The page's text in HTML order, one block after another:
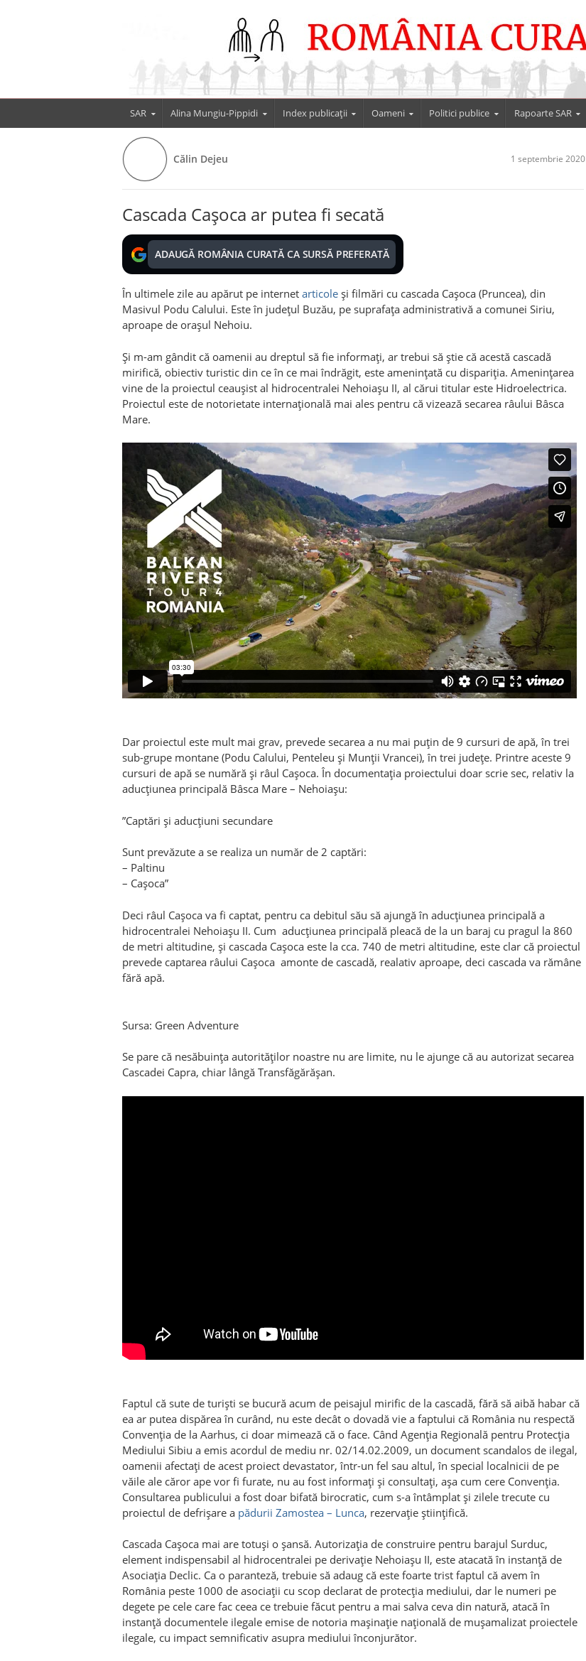
SAR Alina Mungiu-Pippidi Index publicații Oameni Politici publice Rapoarte SAR
Călin Dejeu 1 septembrie 2020
Cascada Cașoca ar putea fi secată
ADAUGĂ ROMÂNIA CURATĂ CA SURSĂ PREFERATĂ
În ultimele zile au apărut pe internet articole și filmări cu cascada Cașoca (Pruncea), din
Masivul Podu Calului. Este în județul Buzău, pe suprafața administrativă a comunei Siriu,
aproape de orașul Nehoiu.
Și m-am gândit că oamenii au dreptul să fie informați, ar trebui să știe că acestă cascadă
mirifică, obiectiv turistic din ce în ce mai îndrăgit, este amenințată cu dispariția. Amenințarea
vine de la proiectul ceaușist al hidrocentralei Nehoiașu II, al cărui titular este Hidroelectrica.
Proiectul este de notorietate internațională mai ales pentru că vizează secarea râului Bâsca
Mare.
Dar proiectul este mult mai grav, prevede secarea a nu mai puțin de 9 cursuri de apă, în trei
sub-grupe montane (Podu Calului, Penteleu și Munții Vrancei), în trei județe. Printre aceste 9
cursuri de apă se numără și râul Cașoca. În documentația proiectului doar scrie sec, relativ la
aducțiunea principală Bâsca Mare – Nehoiașu:
”Captări și aducțiuni secundare
Sunt prevăzute a se realiza un număr de 2 captări:
– Paltinu
– Cașoca”
Deci râul Cașoca va fi captat, pentru ca debitul său să ajungă în aducțiunea principală a
hidrocentralei Nehoiașu II. Cum aducțiunea principală pleacă de la un baraj cu pragul la 860
de metri altitudine, și cascada Cașoca este la cca. 740 de metri altitudine, este clar că proiectul
prevede captarea râului Cașoca amonte de cascadă, realativ aproape, deci cascada va rămâne
fără apă.
Sursa: Green Adventure
Se pare că nesăbuința autorităților noastre nu are limite, nu le ajunge că au autorizat secarea
Cascadei Capra, chiar lângă Transfăgărășan.
Faptul că sute de turiști se bucură acum de peisajul mirific de la cascadă, fără să aibă habar că
ea ar putea dispărea în curând, nu este decât o dovadă vie a faptului că România nu respectă
Convenția de la Aarhus, ci doar mimează că o face. Când Agenția Regională pentru Protecția
Mediului Sibiu a emis acordul de mediu nr. 02/14.02.2009, un document scandalos de ilegal,
oamenii afectați de acest proiect devastator, într-un fel sau altul, în special localnicii de pe
văile ale căror ape vor fi furate, nu au fost informați și consultați, așa cum cere Convenția.
Consultarea publicului a fost doar bifată birocratic, cum s-a întâmplat și zilele trecute cu
proiectul de defrișare a pădurii Zamostea – Lunca, rezervație științifică.
Cascada Cașoca mai are totuși o șansă. Autorizația de construire pentru barajul Surduc,
element indispensabil al hidrocentralei pe derivație Nehoiașu II, este atacată în instanță de
Asociația Declic. Ca o paranteză, trebuie să adaug că este foarte trist faptul că avem în
România peste 1000 de asociații cu scop declarat de protecția mediului, dar le numeri pe
degete pe cele care fac ceea ce trebuie făcut pentru a mai salva ceva din natură, atacă în
instanță documentele ilegale emise de notoria mașinație națională de mușamalizat proiectele
ilegale, cu impact semnificativ asupra mediului înconjurător.